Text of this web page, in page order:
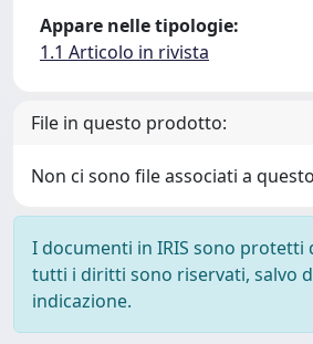
Appare nelle tipologie:
1.1 Articolo in rivista
File in questo prodotto:
Non ci sono file associati a
I documenti in IRIS sono protetti
tutti i diritti sono riservati, salvo
indicazione.